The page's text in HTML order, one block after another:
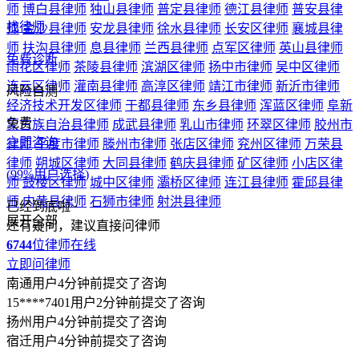
法律顾问律师 成都法律顾问律师 重庆法律顾问律师 杭州法律
顾问律师 西安法律顾问律师 武汉法律顾问律师 苏州法律顾问
律师 郑州法律顾问律师 南京法律顾问律师 天津法律顾问律师
长沙法律顾问律师 东莞法律顾问律师 宁波法律顾问律师 佛山
法律顾问律师 合肥法律顾问律师 青岛法律顾问律师 昆明法律
顾问律师 沈阳法律顾问律师 济南法律顾问律师 无锡法律顾问
律师 厦门法律顾问律师 福州法律顾问律师 温州法律顾问律师
大连法律顾问律师 贵阳法律顾问律师 南宁法律顾问律师 石家
庄法律顾问律师 太原法律顾问律师 南昌法律顾问律师 哈尔滨
法律顾问律师
展开全部
利辛县律师
杜集区律师 禹会区律师
裕安区律师 洛江区律师
光明新区律师
师 博白县律师 独山县律师 普定县律师
师 金沙县律师 安龙县律师 徐水县律师
师 扶沟县律师 息县律师 兰西县律师
雨花区律师 茶陵县律师 滨湖区律师
未成年人改判退赔金额
专业服务
律师认证
退款保障
法律咨询热线
服务时间：工作日09:00-18:00
严禁采集，违者必究
©2004-2026 m.64365.com All Rights Reserved.
蜀ICP备15018055号-1
营业执照信息查看
找律师
免费诊断